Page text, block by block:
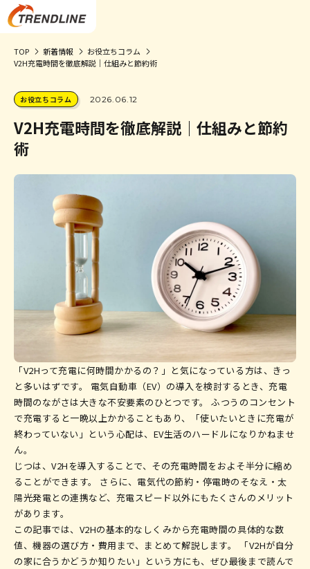
TOP 新着情報
お役立ちコラム
V2H充電時間を徹底解説｜仕組みと節約術
お役立ちコラム 2026.06.12
V2H充電時間を徹底解説｜仕組みと節約
術
「V2Hって充電に何時間かかるの？」と気になっている方は、きっ
と多いはずです。 電気自動車（EV）の導入を検討するとき、充電
時間のながさは大きな不安要素のひとつです。 ふつうのコンセント
で充電すると一晩以上かかることもあり、「使いたいときに充電が
終わっていない」という心配は、EV生活のハードルになりかねませ
ん。
じつは、V2Hを導入することで、その充電時間をおよそ半分に縮め
ることができます。 さらに、電気代の節約・停電時のそなえ・太
陽光発電との連携など、充電スピード以外にもたくさんのメリット
があります。
この記事では、V2Hの基本的なしくみから充電時間の具体的な数
値、機器の選び方・費用まで、まとめて解説します。 「V2Hが自分
の家に合うかどうか知りたい」という方にも、ぜひ最後まで読んで